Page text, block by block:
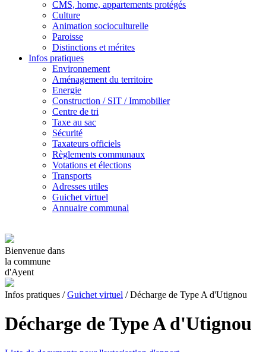
CMS, home, appartements protégés
Culture
Animation socioculturelle
Paroisse
Distinctions et mérites
Infos pratiques
Environnement
Aménagement du territoire
Energie
Construction / SIT / Immobilier
Centre de tri
Taxe au sac
Sécurité
Taxateurs officiels
Règlements communaux
Votations et élections
Transports
Adresses utiles
Guichet virtuel
Annuaire communal
Bienvenue dans
la commune
d'Ayent
Infos pratiques /Guichet virtuel /Décharge de Type A d'Utignou
Décharge de Type A d'Utignou